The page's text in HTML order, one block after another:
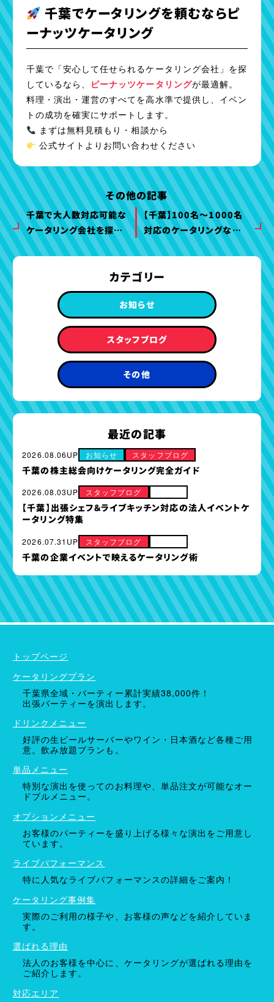
カテゴリー
お知らせ
スタッフブログ
その他
最近の記事
2026.08.06UP お知らせ スタッフブログ
千葉の株主総会向けケータリング完全ガイド
2026.08.03UP スタッフブログ
【千葉】出張シェフ＆ライブキッチン対応の法人イベントケ
ータリング特集
2026.07.31UP スタッフブログ
千葉の企業イベントで映えるケータリング術
千葉でケータリングを頼むならピ
ーナッツケータリング
千葉で「安心して任せられるケータリング会社」を探
しているなら、 ピーナッツケータリングが最適解。
料理・演出・運営のすべてを高水準で提供し、イベン
トの成功を確実にサポートします。
まずは無料見積もり・相談から
公式サイトよりお問い合わせください
その他の記事
千葉で大人数対応可能な
ケータリング会社を探し
ている方へ
【千葉】100名〜1000名
対応のケータリングなら
ピーナッツケータリング｜
ガイド
ケータリングプラン
ドリンクメニュー
単品オプション
トップページ
ケータリングプラン
千葉県全域・パーティー累計実績38,000件！
出張パーティーを演出します。
ドリンクメニュー
好評の生ビールサーバーやワイン・日本酒など各種ご用
意。飲み放題プランも。
単品メニュー
特別な演出を使ってのお料理や、単品注文が可能なオー
ドブルメニュー。
オプションメニュー
お客様のパーティーを盛り上げる様々な演出をご用意し
ています。
ライブパフォーマンス
特に人気なライブパフォーマンスの詳細をご案内！
ケータリング事例集
実際のご利用の様子や、お客様の声などを紹介していま
す。
選ばれる理由
法人のお客様を中心に、ケータリングが選ばれる理由を
ご紹介します。
対応エリア